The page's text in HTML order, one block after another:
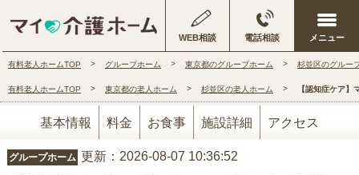
WEB相談 電話相談
有料老人ホームTOP グループホーム 東京都のグループホーム 杉並区のグルー
有料老人ホームTOP 東京都の老人ホーム 杉並区の老人ホーム 【認知症ケア】
基本情報 料金 お食事 施設詳細 アクセス
グループホーム 更新：2026-08-07 10:36:52